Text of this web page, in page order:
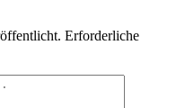
Erforderliche